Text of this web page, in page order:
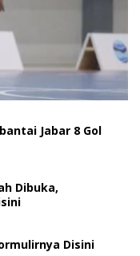
Jabar 8 Gol
Dibuka,
Disini